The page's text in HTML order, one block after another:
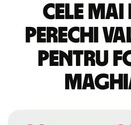
Cele mai
perechi
pentru